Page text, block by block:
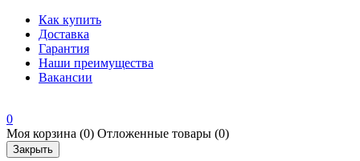
Как купить
Доставка
Гарантия
Наши преимущества
Вакансии
0
Моя корзина (0) Отложенные товары (0)
Закрыть